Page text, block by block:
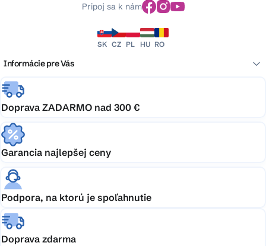
Pripoj sa k nám
SK CZ PL HU RO
Informácie pre Vás
Doprava ZADARMO nad 300 €
Garancia najlepšej ceny
Podpora, na ktorú je spoľahnutie
Doprava zdarma